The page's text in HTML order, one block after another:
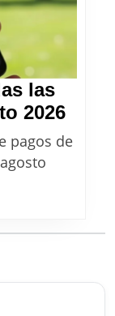
las
2026
pagos de